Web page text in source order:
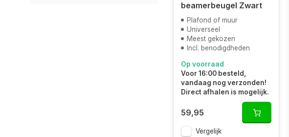
beamerbeugel Zwart
Plafond of muur
Universeel
Meest gekozen
Incl. benodigdheden
Op voorraad
Voor 16:00 besteld,
vandaag nog verzonden!
Direct afhalen is mogelijk.
59,95
Vergelijk